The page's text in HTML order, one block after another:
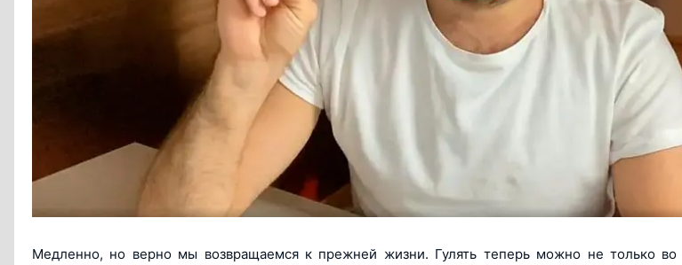
Медленно, но верно мы возвращаемся к прежней жизни. Гулять теперь можно не только во